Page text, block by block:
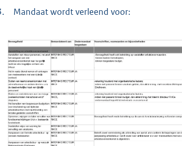
Mandaat wordt verleend voor: